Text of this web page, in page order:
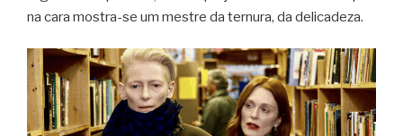
na cara mostra-se um mestre da ternura, da delicadeza.